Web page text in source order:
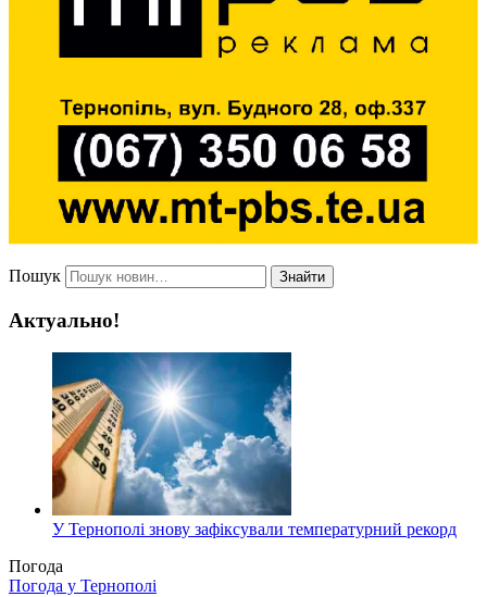
Пошук Знайти
Актуально!
У Тернополі знову зафіксували температурний рекорд
Погода
Погода у Тернополі